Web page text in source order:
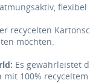
recycelten
möchten.
Es gewährleistet
mit 100%